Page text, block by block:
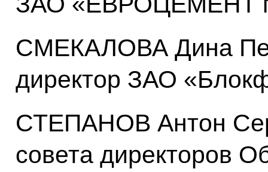
СМЕКАЛОВА Дина
директор ЗАО
СТЕПАНОВ Антон
совета директоров